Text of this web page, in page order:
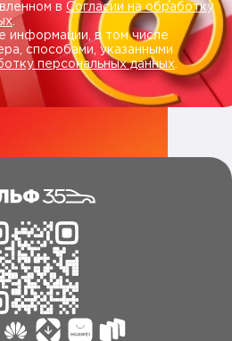
в Согласии на обработку
информации, в том числе
способами, указанными
персональных данных